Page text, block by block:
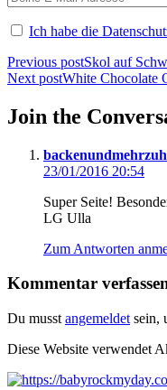
Ich habe die
Previous postSkol auf
Next postWhite Chocolate
Join the
23/01/2016 20:54
Super Seite!
LG Ulla
Zum Antworten
Kommentar
Du musst angemeldet sein,
Diese Website verwendet